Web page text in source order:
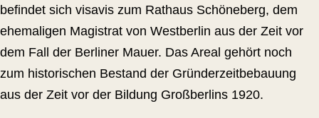
befindet sich visavis zum Rathaus Schöneberg, dem
ehemaligen Magistrat von Westberlin aus der Zeit vor
dem Fall der Berliner Mauer. Das Areal gehört noch
zum historischen Bestand der Gründerzeitbebauung
aus der Zeit vor der Bildung Großberlins 1920.